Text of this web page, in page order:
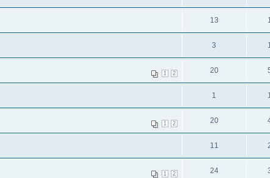
13
3
1 2 20
1
1 2 20
11
1 2 24